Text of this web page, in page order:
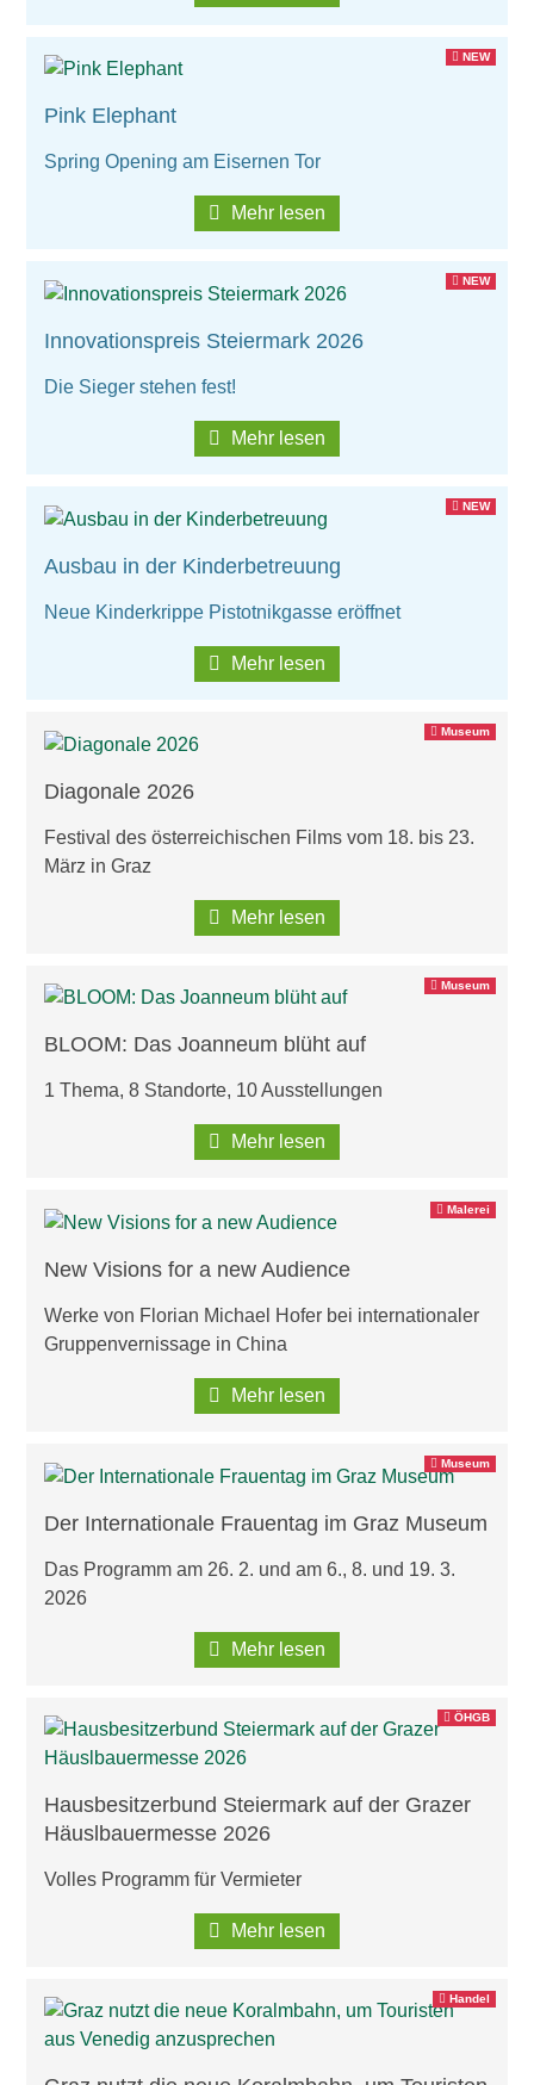
NEW
Pink Elephant
Spring Opening am Eisernen Tor
Mehr lesen
NEW
Innovationspreis Steiermark 2026
Die Sieger stehen fest!
Mehr lesen
NEW
Ausbau in der Kinderbetreuung
Neue Kinderkrippe Pistotnikgasse eröffnet
Mehr lesen
Museum
Diagonale 2026
Festival des österreichischen Films vom 18. bis 23.
März in Graz
Mehr lesen
Museum
BLOOM: Das Joanneum blüht auf
1 Thema, 8 Standorte, 10 Ausstellungen
Mehr lesen
Malerei
New Visions for a new Audience
Werke von Florian Michael Hofer bei internationaler
Gruppenvernissage in China
Mehr lesen
Museum
Der Internationale Frauentag im Graz Museum
Das Programm am 26. 2. und am 6., 8. und 19. 3.
2026
Mehr lesen
ÖHGB
Hausbesitzerbund Steiermark auf der Grazer
Häuslbauermesse 2026
Volles Programm für Vermieter
Mehr lesen
Handel